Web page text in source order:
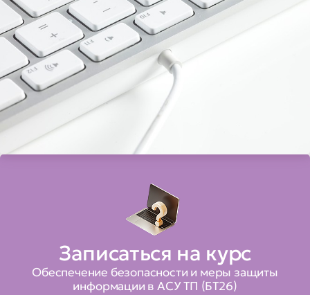
Записаться на курс
Обеспечение безопасности и меры защиты
информации в АСУ ТП (БТ26)